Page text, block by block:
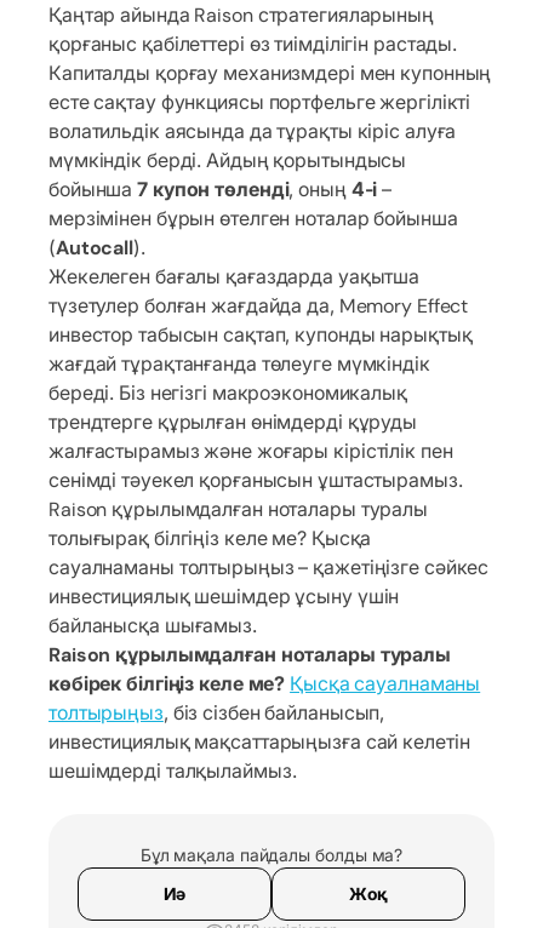
Қаңтар айында Raison стратегияларының
қорғаныс қабілеттері өз тиімділігін растады.
Капиталды қорғау механизмдері мен купонның
есте сақтау функциясы портфельге жергілікті
волатильдік аясында да тұрақты кіріс алуға
мүмкіндік берді. Айдың қорытындысы
бойынша7 купон төленді, оның 4-і –
мерзімінен бұрын өтелген ноталар бойынша
(Autocall).
Жекелеген бағалы қағаздарда уақытша
түзетулер болған жағдайда да, Memory Effect
инвестор табысын сақтап, купонды нарықтық
жағдай тұрақтанғанда төлеуге мүмкіндік
береді. Біз негізгі макроэкономикалық
трендтерге құрылған өнімдерді құруды
жалғастырамыз және жоғары кірістілік пен
сенімді тәуекел қорғанысын ұштастырамыз.
Raison құрылымдалған ноталары туралы
толығырақ білгіңіз келе ме? Қысқа
сауалнаманы толтырыңыз – қажетіңізге сәйкес
инвестициялық шешімдер ұсыну үшін
байланысқа шығамыз.
Raison құрылымдалған ноталары туралы
көбірек білгіңіз келе ме? Қысқа сауалнаманы
толтырыңыз, біз сізбен байланысып,
инвестициялық мақсаттарыңызға сай келетін
шешімдерді талқылаймыз.
Бұл мақала пайдалы болды ма?
Иә
Жоқ